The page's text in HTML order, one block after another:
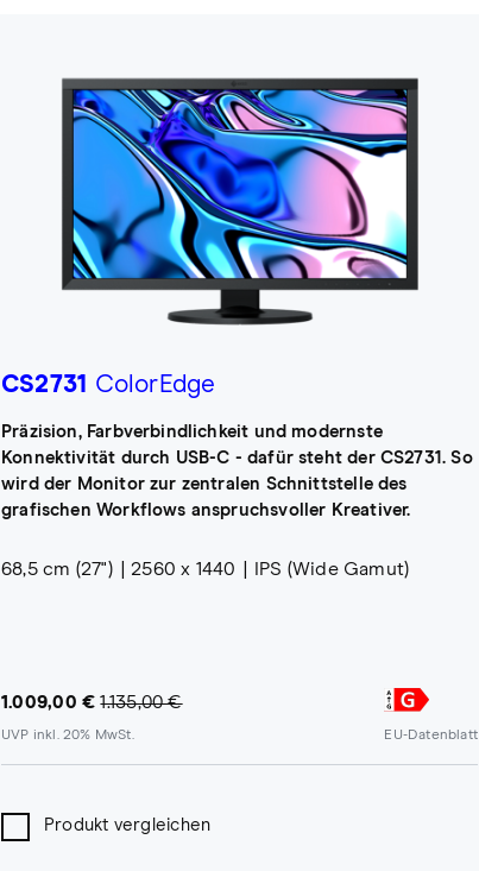
CS2731 ColorEdge
Präzision, Farbverbindlichkeit und modernste
Konnektivität durch USB-C - dafür steht der CS2731. So
wird der Monitor zur zentralen Schnittstelle des
grafischen Workflows anspruchsvoller Kreativer.
68,5 cm (27") 2560 x 1440 IPS (Wide Gamut)
1.009,00 € 1.135,00 €
UVP inkl. 20% MwSt. EU-Datenblatt
Produkt vergleichen